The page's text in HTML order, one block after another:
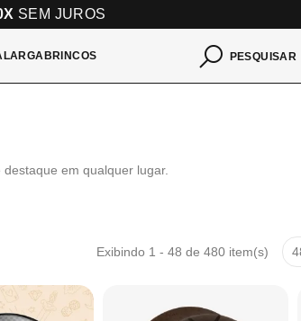
SEM JUROS
PESQUISAR
em qualquer lugar.
Exibindo 1 - 48 de 480 item(s)